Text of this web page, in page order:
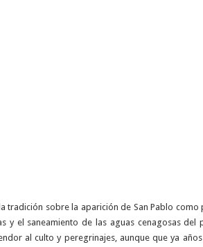
tradición sobre la aparición de San Pablo como
y el saneamiento de las aguas cenagosas del
al culto y peregrinajes, aunque que ya años